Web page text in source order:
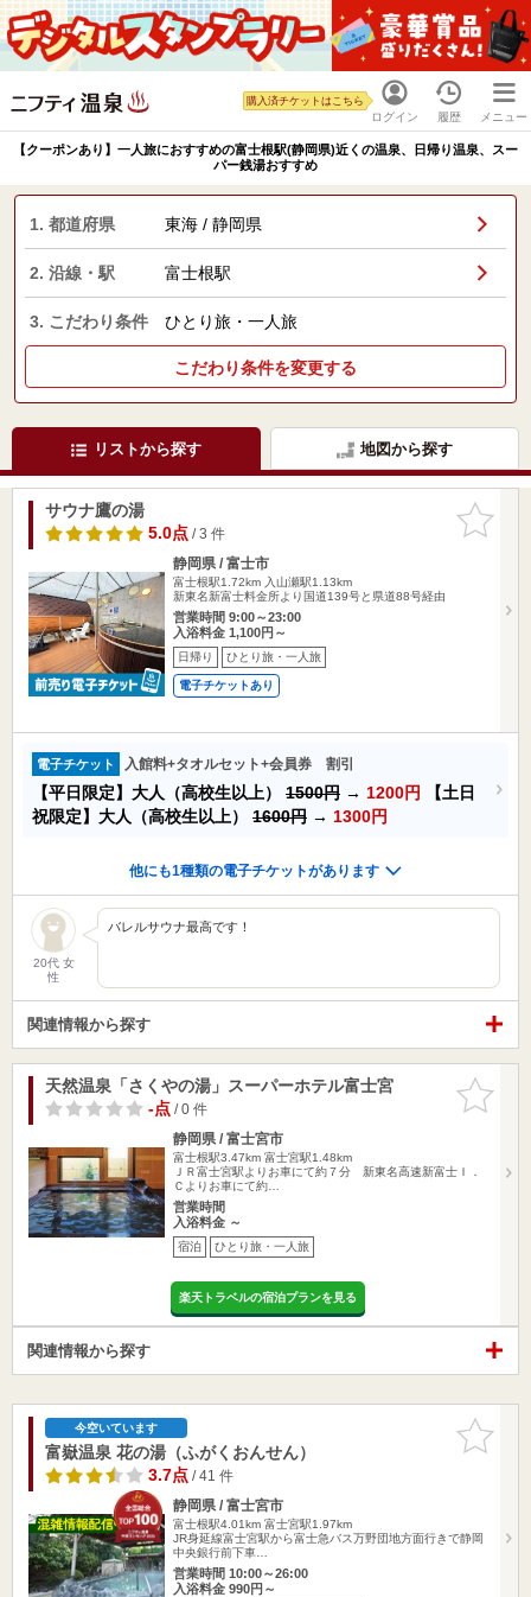
ログイン
購入済チケットはこちら
履歴 メニュー
【クーポンあり】一人旅におすすめの富士根駅(静岡県)近くの温泉、日帰り温泉、スー
パー銭湯おすすめ
1. 都道府県 東海 / 静岡県
2. 沿線・駅 富士根駅
3. こだわり条件 ひとり旅・一人旅
こだわり条件を変更する
リストから探す 地図から探す
お気に入
りに追加
サウナ鷹の湯
5.0点/ 3 件
静岡県 / 富士市
富士根駅1.72km 入山瀬駅1.13km
新東名新富士料金所より国道139号と県道88号経由
営業時間 9:00～23:00
入浴料金 1,100円～
日帰り ひとり旅・一人旅
電子チケットあり
電子チケット 入館料+タオルセット+会員券 割引
【平日限定】大人（高校生以上） 1500円 → 1200円
【土日
祝限定】大人（高校生以上） 1600円 → 1300円
他にも1種類の電子チケットがあります
20代 女
性
バレルサウナ最高です！
関連情報から探す
お気に入
りに追加
天然温泉「さくやの湯」スーパーホテル富士宮
-点/ 0 件
静岡県 / 富士宮市
富士根駅3.47km 富士宮駅1.48km
ＪＲ富士宮駅よりお車にて約７分 新東名高速新富士Ｉ．
Ｃよりお車にて約…
営業時間
入浴料金 ～
宿泊 ひとり旅・一人旅
楽天トラベルの宿泊プランを見る
関連情報から探す
お気に入
りに追加
今空いています
富嶽温泉 花の湯（ふがくおんせん）
3.7点/ 41 件
静岡県 / 富士宮市
富士根駅4.01km 富士宮駅1.97km
JR身延線富士宮駅から富士急バス万野団地方面行きで静岡
中央銀行前下車…
営業時間 10:00～26:00
入浴料金 990円～